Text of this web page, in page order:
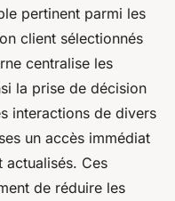
pertinent parmi les
client sélectionnés
centralise les
la prise de décision
interactions de divers
un accès immédiat
actualisés. Ces
de réduire les